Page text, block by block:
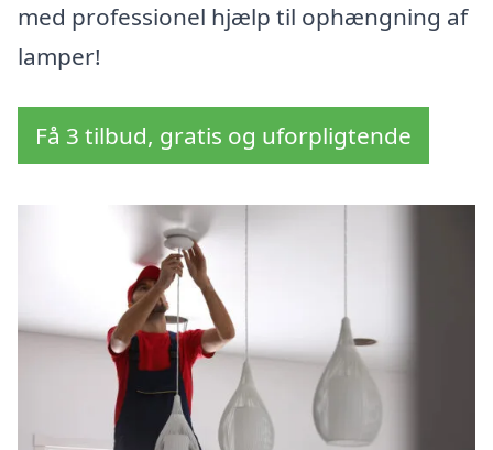
med professionel hjælp til ophængning af
lamper!
Få 3 tilbud, gratis og uforpligtende